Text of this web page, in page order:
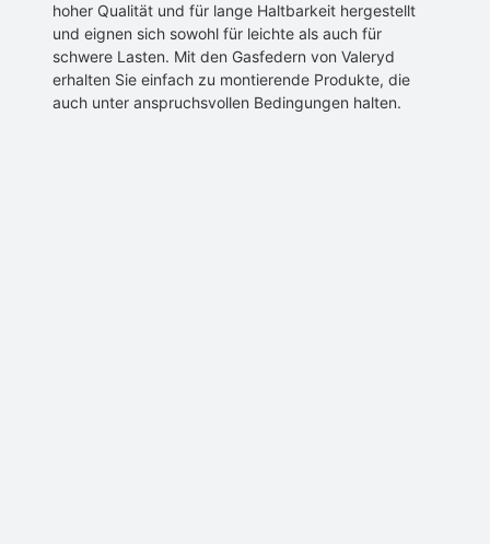
hoher Qualität und für lange Haltbarkeit hergestellt
und eignen sich sowohl für leichte als auch für
schwere Lasten. Mit den Gasfedern von Valeryd
erhalten Sie einfach zu montierende Produkte, die
auch unter anspruchsvollen Bedingungen halten.